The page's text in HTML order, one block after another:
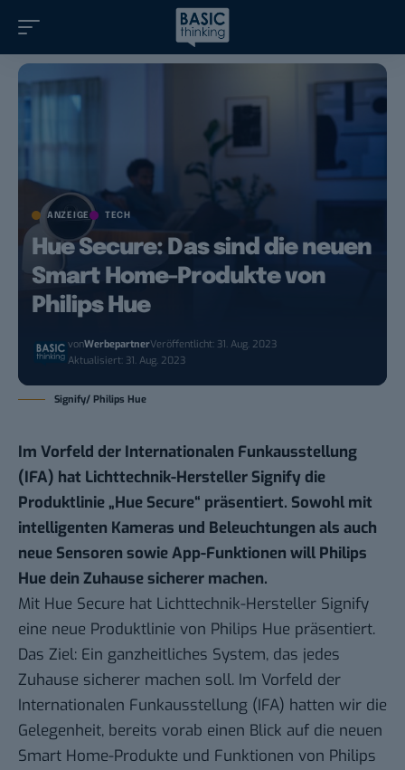
ANZEIGE TECH
Hue Secure: Das sind die neuen
Smart Home-Produkte von
Philips Hue
vonWerbepartnerVeröffentlicht: 31. Aug. 2023
Aktualisiert: 31. Aug. 2023
Signify/ Philips Hue
Im Vorfeld der Internationalen Funkausstellung
(IFA) hat Lichttechnik-Hersteller Signify die
Produktlinie „Hue Secure“ präsentiert. Sowohl mit
intelligenten Kameras und Beleuchtungen als auch
neue Sensoren sowie App-Funktionen will Philips
Hue dein Zuhause sicherer machen.
Mit Hue Secure hat Lichttechnik-Hersteller Signify
eine neue Produktlinie von Philips Hue präsentiert.
Das Ziel: Ein ganzheitliches System, das jedes
Zuhause sicherer machen soll. Im Vorfeld der
Internationalen Funkausstellung (IFA) hatten wir die
Gelegenheit, bereits vorab einen Blick auf die neuen
Smart Home-Produkte und Funktionen von Philips